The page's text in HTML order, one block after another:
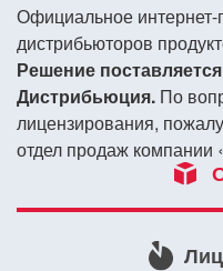
или
Официальное
дистрибьюторов
Решение
Дистрибьюция. По
лицензирования,
отдел продаж компании